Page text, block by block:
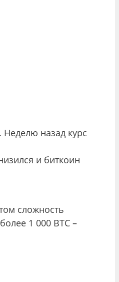
назад курс
и биткоин
сложность
1 000 BTC –